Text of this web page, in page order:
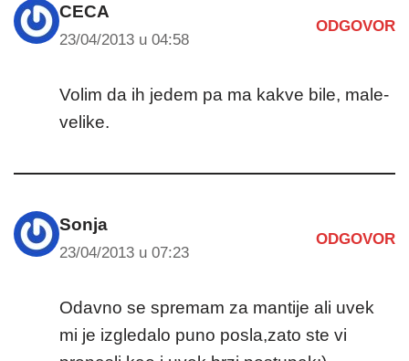
CECA
23/04/2013 u 04:58
ODGOVOR
Volim da ih jedem pa ma kakve bile, male-
velike.
Sonja
23/04/2013 u 07:23
ODGOVOR
Odavno se spremam za mantije ali uvek
mi je izgledalo puno posla,zato ste vi